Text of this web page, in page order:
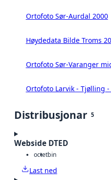
Ortofoto Sør-Aurdal 2000
Høydedata Bilde Troms
Ortofoto Sør-Varanger
Ortofoto Larvik - Tjølling
Distribusjonar 5
Webside DTED
octetbin
Last ned